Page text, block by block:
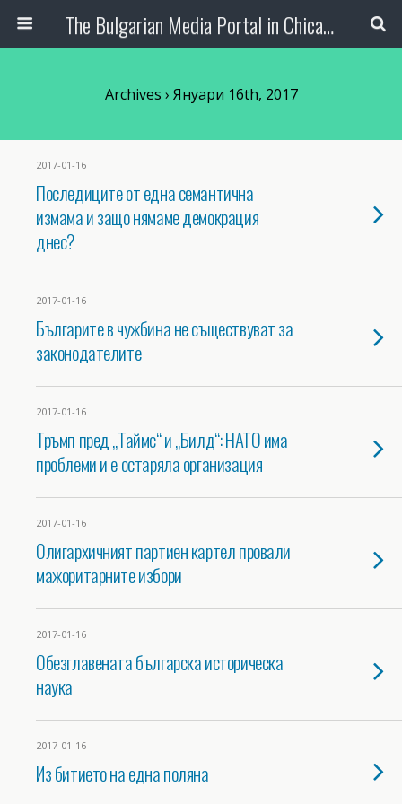
The Bulgarian Media Portal in Chicago
Archives › Януари 16th, 2017
2017-01-16
Последиците от една семантична
измама и защо нямаме демокрация
днес?
2017-01-16
Българите в чужбина не съществуват за
законодателите
2017-01-16
Тръмп пред „Таймс“ и „Билд“: НАТО има
проблеми и е остаряла организация
2017-01-16
Олигархичният партиен картел провали
мажоритарните избори
2017-01-16
Обезглавената българска историческа
наука
2017-01-16
Из битието на една поляна